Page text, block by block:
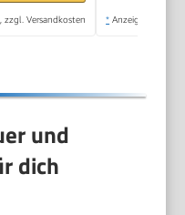
zzgl. Versandkosten * Anzeige
und
dich